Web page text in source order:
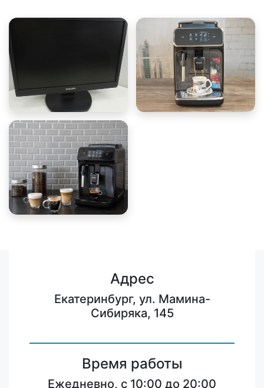
Адрес
Екатеринбург, ул. Мамина-
Сибиряка, 145
Время работы
Ежедневно, с 10:00 до 20:00